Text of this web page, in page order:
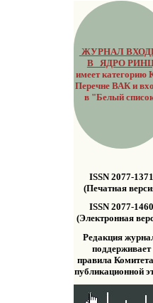
ЖУРНАЛ
В ЯДРО
имеет категорию
Перечне ВАК и
в "Белый
ISSN 2077-1371
(Печатная
ISSN 2077-1460
(Электронная
Редакция
поддерживает
правила
публикационной